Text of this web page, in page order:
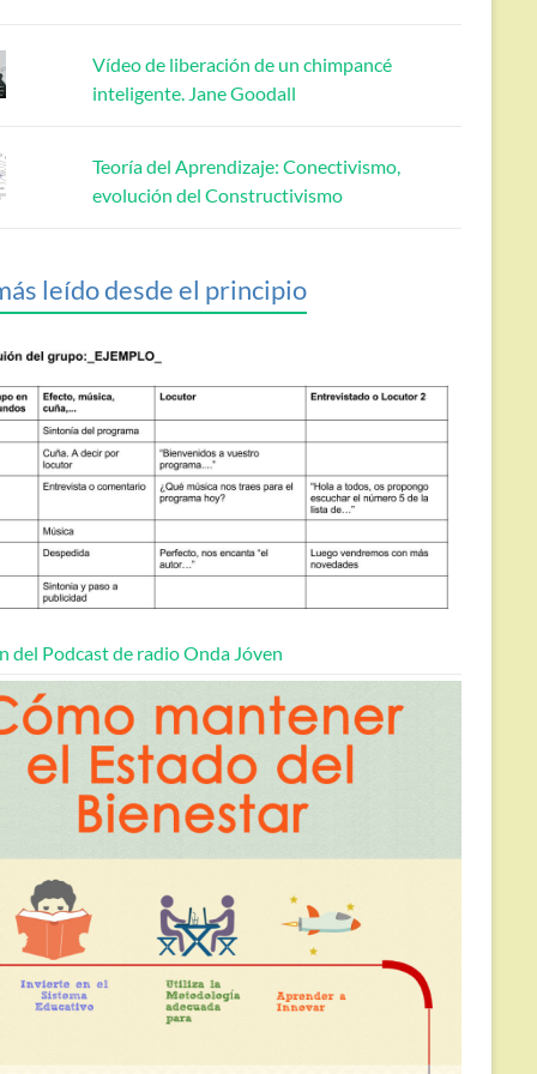
Vídeo de liberación de un chimpancé
inteligente. Jane Goodall
Teoría del Aprendizaje: Conectivismo,
evolución del Constructivismo
leído desde el principio
del Podcast de radio Onda Jóven